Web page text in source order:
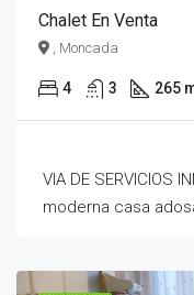
Chalet En Venta
, Moncada
4 3 265
VIA DE SERVICIOS
moderna casa